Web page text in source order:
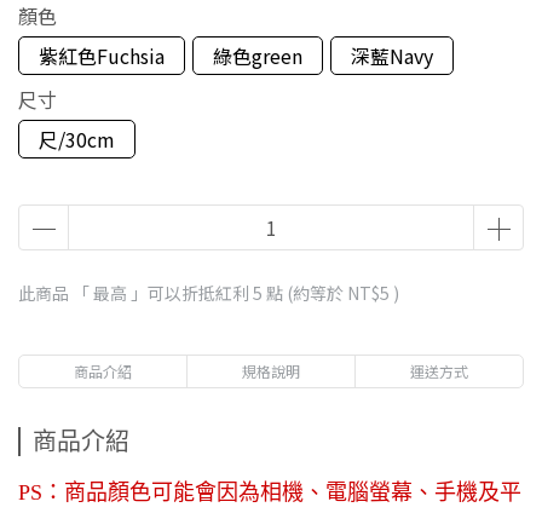
顏色
紫紅色Fuchsia
綠色green
深藍Navy
尺寸
尺/30cm
此商品 「 最高 」可以折抵紅利 5 點 (約等於 NT$5 )
商品介紹 規格說明 運送方式
商品介紹
PS：商品顏色可能會因為相機、電腦螢幕、手機及平